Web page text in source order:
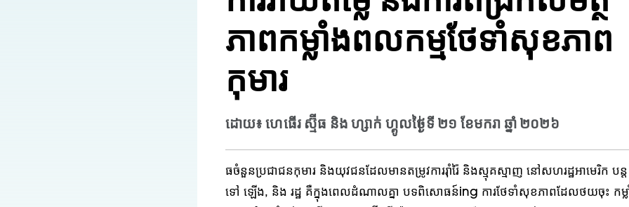
ភាពកម្លាំងពលកម្មថែទាំសុខភាព
កុមារ
ដោយ៖ ហេធើរ ស្ម៊ីធ និង ហ្សាក់ ហ្គូលថ្ងៃទី ២១ ខែមករា ឆ្នាំ ២០២៦
ធចំនួនប្រជាជនកុមារ និងយុវជនដែលមានតម្រូវការរ៉ាំរ៉ៃ និងស្មុគស្មាញ នៅសហរដ្ឋអាមេរិក បន្ត
ទៅ ឡើង, និង រដ្ឋ គឺក្នុងពេលដំណាលគ្នា បទពិសោធន៍ing ការថែទាំសុខភាពដែលថយចុះ កម្